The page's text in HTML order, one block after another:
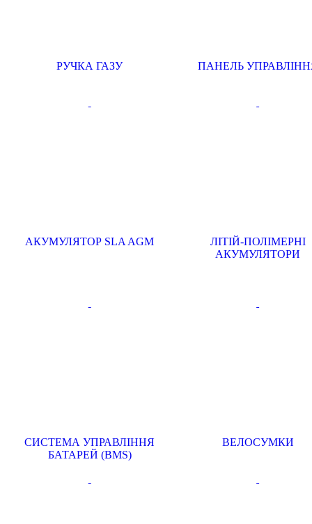
РУЧКА ГАЗУ ПАНЕЛЬ
АКУМУЛЯТОР SLA AGM
ЛІТІЙ-ПОЛІМЕРНІ
АКУМУЛЯТОРИ
СИСТЕМА УПРАВЛІННЯ
БАТАРЕЙ (BMS)
ВЕЛОСУМКИ